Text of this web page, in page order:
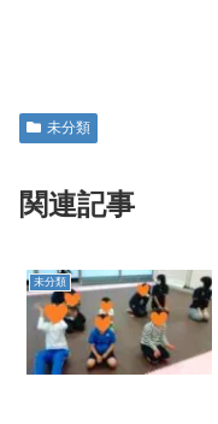
未分類
関連記事
未分類